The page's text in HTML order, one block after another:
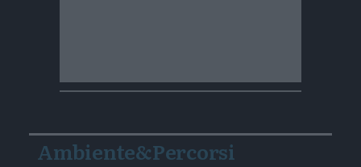
Ambiente&Percorsi